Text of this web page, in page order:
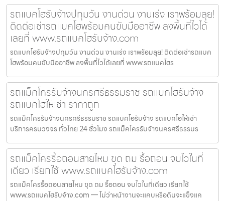
รถแบคโฮรับจ้างปทุมวัน งานด่วน งานเร่ง เราพร้อมลุย!
ติดต่อเช่ารถแบคโฮพร้อมคนขับมืออาชีพ ลงพื้นที่ไวได้
เลยที่ www.รถแบคโฮรับจ้าง.com
รถแบคโฮรับจ้างปทุมวัน งานด่วน งานเร่ง เราพร้อมลุย! ติดต่อเช่ารถแบค
โฮพร้อมคนขับมืออาชีพ ลงพื้นที่ไวได้เลยที่ www.รถแบคโฮร
รถแม็คโครรับจ้างนครศรีธรรมราช รถแบคโฮรับจ้าง
รถแบคโฮให้เช่า ราคาถูก
รถแม็คโครรับจ้างนครศรีธรรมราช รถแบคโฮรับจ้าง รถแบคโฮให้เช่า
บริการครบวงจร ทั่วไทย 24 ชั่วโมง รถแม็คโครรับจ้างนครศรีธรรมร
รถแม็คโครรื้อถอนสายไหม ขุด ถม รื้อถอน จบไวในที่
เดียว เรียกใช้ www.รถแบคโฮรับจ้าง.com
รถแม็คโครรื้อถอนสายไหม ขุด ถม รื้อถอน จบไวในที่เดียว เรียกใช้
www.รถแบคโฮรับจ้าง.com — ไม่ว่าหน้างานจะแคบหรือดินจะแข็งแค